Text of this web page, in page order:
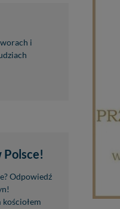
i
Polsce!
Odpowiedź
tych plików - w pewnych
weekend, wycieczkę,